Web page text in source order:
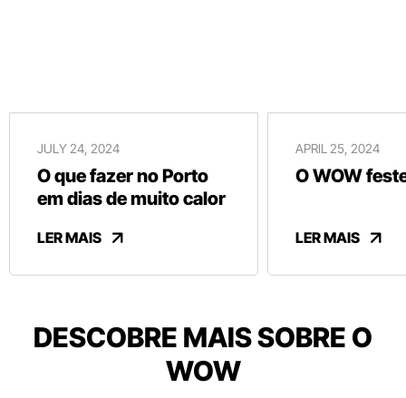
JULY 24, 2024
O que fazer no Porto
em dias de muito calor
LER MAIS
APRIL 25, 2024
O WOW
LER MAIS
DESCOBRE MAIS SOBRE O
WOW